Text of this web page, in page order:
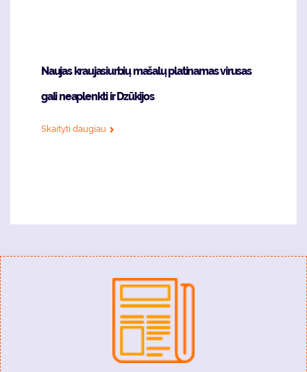
Naujas kraujasiurbių mašalų platinamas virusas
gali neaplenkti ir Dzūkijos
Skaityti daugiau